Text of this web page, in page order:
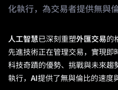
化執行，為交易者提供無與
人工智慧已深刻重塑外匯交易的
先進技術正在管理交易，實現即
科技奇蹟的優勢、挑戰與未來趨
執行， AI提供了無與倫比的速度